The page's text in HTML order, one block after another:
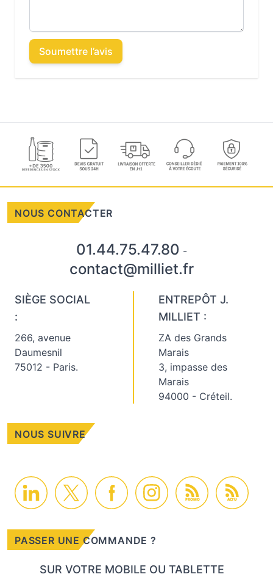
Soumettre l’avis
NOUS CONTACTER
01.44.75.47.80 -
contact@milliet.fr
SIÈGE SOCIAL
:
266, avenue
Daumesnil
75012 - Paris.
ENTREPÔT J.
MILLIET :
ZA des Grands
Marais
3, impasse des
Marais
94000 - Créteil.
NOUS SUIVRE
PROMO ACTU
PASSER UNE COMMANDE ?
SUR VOTRE MOBILE OU TABLETTE